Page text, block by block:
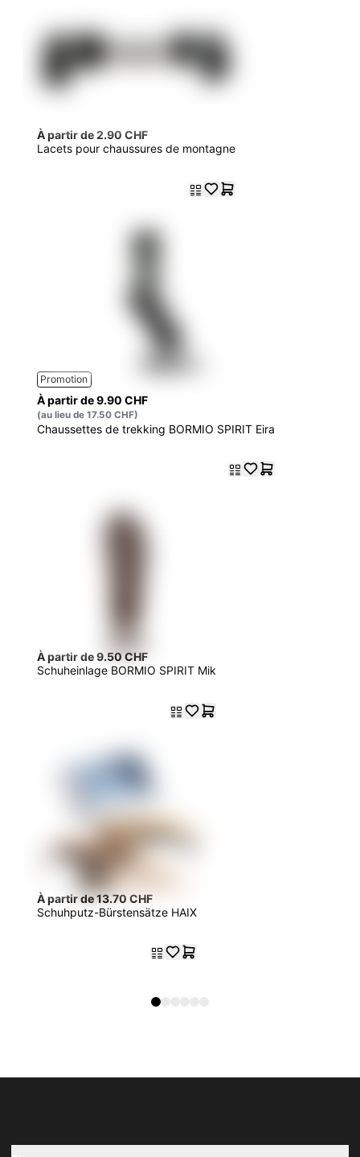
À partir de 2.90 CHF
Lacets pour chaussures de montagne
Promotion
À partir de 9.90 CHF
(au lieu de 17.50 CHF)
Chaussettes de trekking BORMIO SPIRIT Eira
À partir de 9.50 CHF
Schuheinlage BORMIO SPIRIT Mik
À partir de 13.70 CHF
Schuhputz-Bürstensätze HAIX